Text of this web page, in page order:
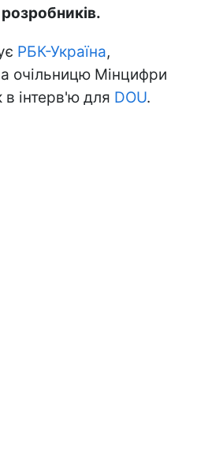
розробників.
РБК-Україна,
очільницю Мінцифри
інтерв'ю для DOU.